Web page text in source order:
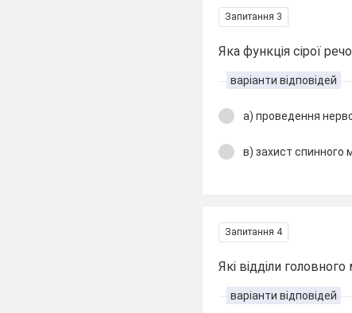
Запитання 3
Яка функція сірої
варіанти відповідей
а) проведення
в) захист спинного
Запитання 4
Які відділи
варіанти відповідей